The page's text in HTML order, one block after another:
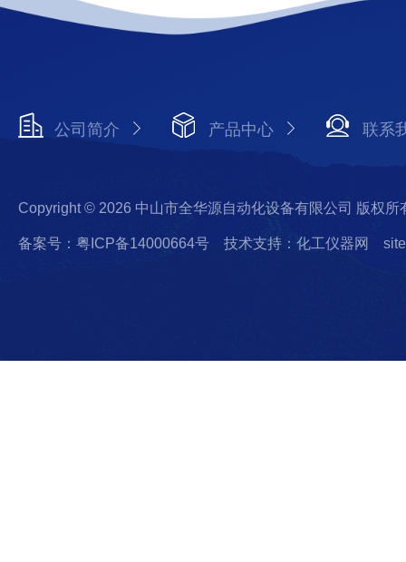
公司简介 产品中心 联系
Copyright © 2026 中山市全华源自动化设备有限公司 版权所
备案号：粤ICP备14000664号 技术支持：化工仪器网